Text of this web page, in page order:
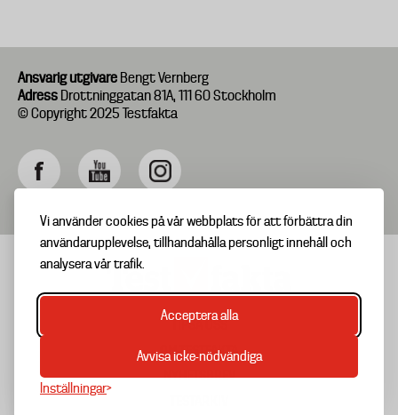
Vi använder cookies på vår webbplats för att förbättra din
användarupplevelse, tillhandahålla personligt innehåll och
analysera vår trafik.
Acceptera alla
Avvisa icke-nödvändiga
Inställningar
Ansvarig utgivare Bengt Vernberg
Adress Drottninggatan 81A, 111 60 Stockholm
© Copyright 2025 Testfakta
Footer
menu
TIPSA OSS
OM TESTFAKTA
NYHETSBREV